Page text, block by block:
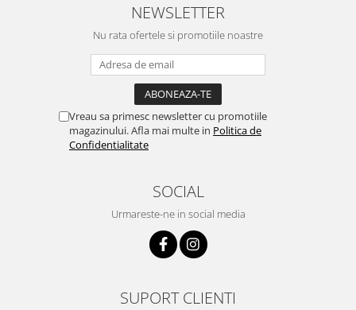
NEWSLETTER
Nu rata ofertele si promotiile noastre
Vreau sa primesc newsletter cu promotiile
magazinului. Afla mai multe in Politica de
Confidentialitate
SOCIAL
Urmareste-ne in social media
SUPORT CLIENTI